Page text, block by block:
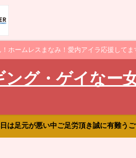
ホームレスまなみ！愛内アイラ応援してま
グ・ゲイなー
足元が悪い中ご足労頂き誠に有難うご